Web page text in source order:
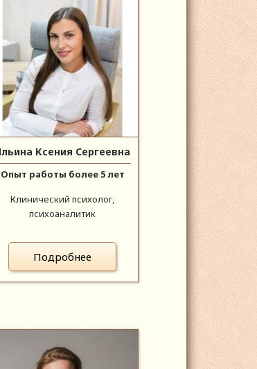
Ксения Сергеевна
Опыт работы более 5 лет
Клинический психолог,
психоаналитик
Подробнее